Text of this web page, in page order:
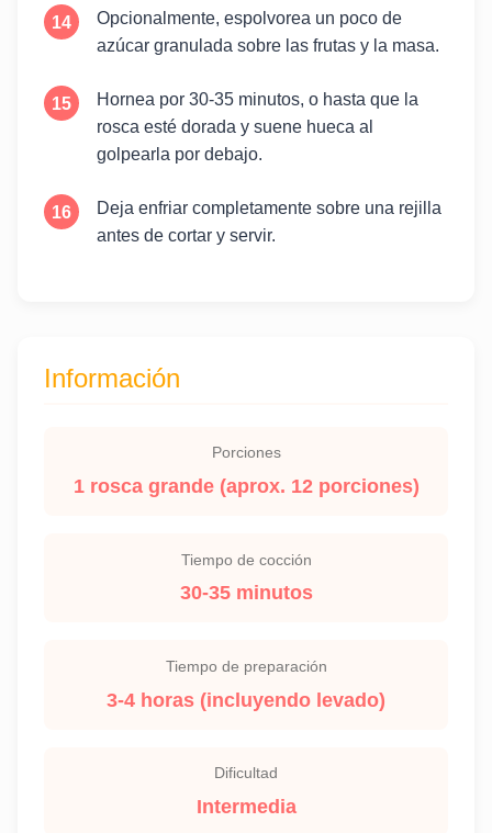
Opcionalmente, espolvorea un poco de
azúcar granulada sobre las frutas y la masa.
Hornea por 30-35 minutos, o hasta que la
rosca esté dorada y suene hueca al
golpearla por debajo.
Deja enfriar completamente sobre una rejilla
antes de cortar y servir.
Información
Porciones
1 rosca grande (aprox. 12 porciones)
Tiempo de cocción
30-35 minutos
Tiempo de preparación
3-4 horas (incluyendo levado)
Dificultad
Intermedia